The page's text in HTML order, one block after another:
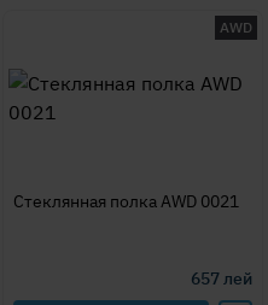
AWD
Стеклянная полка AWD 0021
657лей